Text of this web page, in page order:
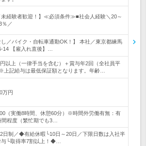
未経験者歓迎！】≪必須条件≫■社会人経験＼20～
％／
し／バイク・自転車通勤OK！】 本社／東京都練馬
14 【雇入れ直後】…
以上（一律手当を含む）＋賞与年2回（全社員平
上記給与は最低保証額となります。年齢…
万円
（実働8時間、休憩60分）※時間外労働有無：有
程度（繁忙期でも3…
日制／◆有給休暇└10日～20日／下限日数は入社半
与└取得率7割以上！◆…